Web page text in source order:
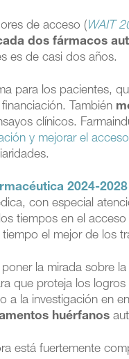
de acceso ( WAIT
dos fármacos
es de casi dos años.
para los pacientes,
También
clínicos.
y mejorar el
2024-2028
con especial
tiempos en el
el mejor de los
la mirada sobre la
que proteja los logros
a la investigación en
huérfanos
está fuertemente